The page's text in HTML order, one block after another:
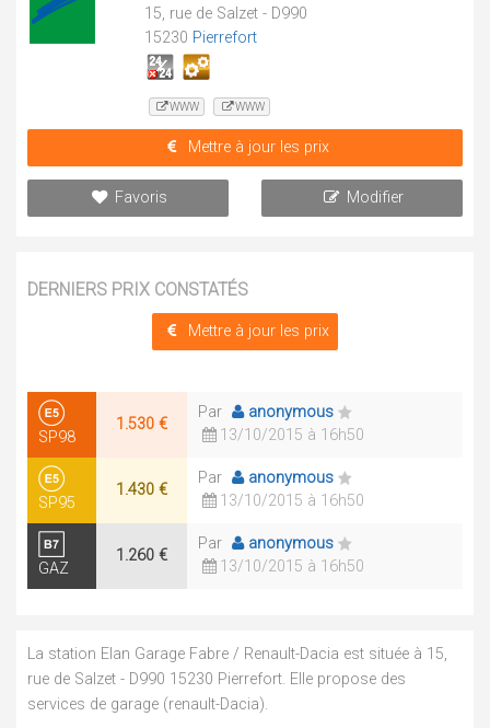
15, rue de Salzet - D990
15230 Pierrefort
WWW WWW
Mettre à jour les prix
Favoris Modifier
DERNIERS PRIX CONSTATÉS
Mettre à jour les prix
SP98
1.530 €
Par
anonymous
13/10/2015 à 16h50
SP95
1.430 €
Par
anonymous
13/10/2015 à 16h50
GAZ
1.260 €
Par
anonymous
13/10/2015 à 16h50
La station Elan Garage Fabre / Renault-Dacia est située à 15,
rue de Salzet - D990 15230 Pierrefort. Elle propose des
services de garage (renault-Dacia).